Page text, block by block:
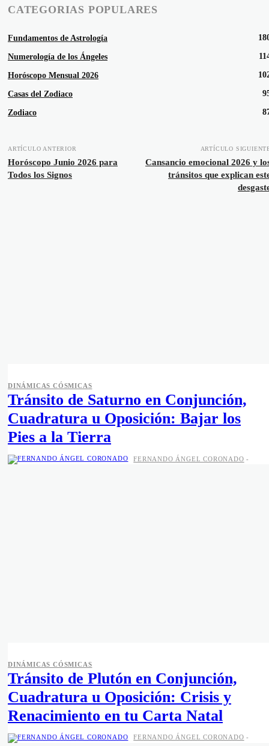
CATEGORIAS POPULARES
Fundamentos de Astrología
Numerología de los Ángeles
Horóscopo Mensual 2026
Casas del Zodiaco
Zodiaco
ARTÍCULO ANTERIOR
Horóscopo Junio 2026 para
Todos los Signos
ARTÍCULO
Cansancio emocional 2026 y
tránsitos que explican
DINÁMICAS CÓSMICAS
Tránsito de Saturno en Conjunción,
Cuadratura u Oposición: Bajar los
Pies a la Tierra
FERNANDO ÁNGEL CORONADO -
DINÁMICAS CÓSMICAS
Tránsito de Plutón en Conjunción,
Cuadratura u Oposición: Crisis y
Renacimiento en tu Carta Natal
FERNANDO ÁNGEL CORONADO -